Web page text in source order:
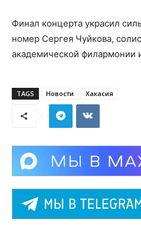
Финал концерта украсил
номер Сергея Чуйкова,
академической филармонии
TAGS Новости Хакасия